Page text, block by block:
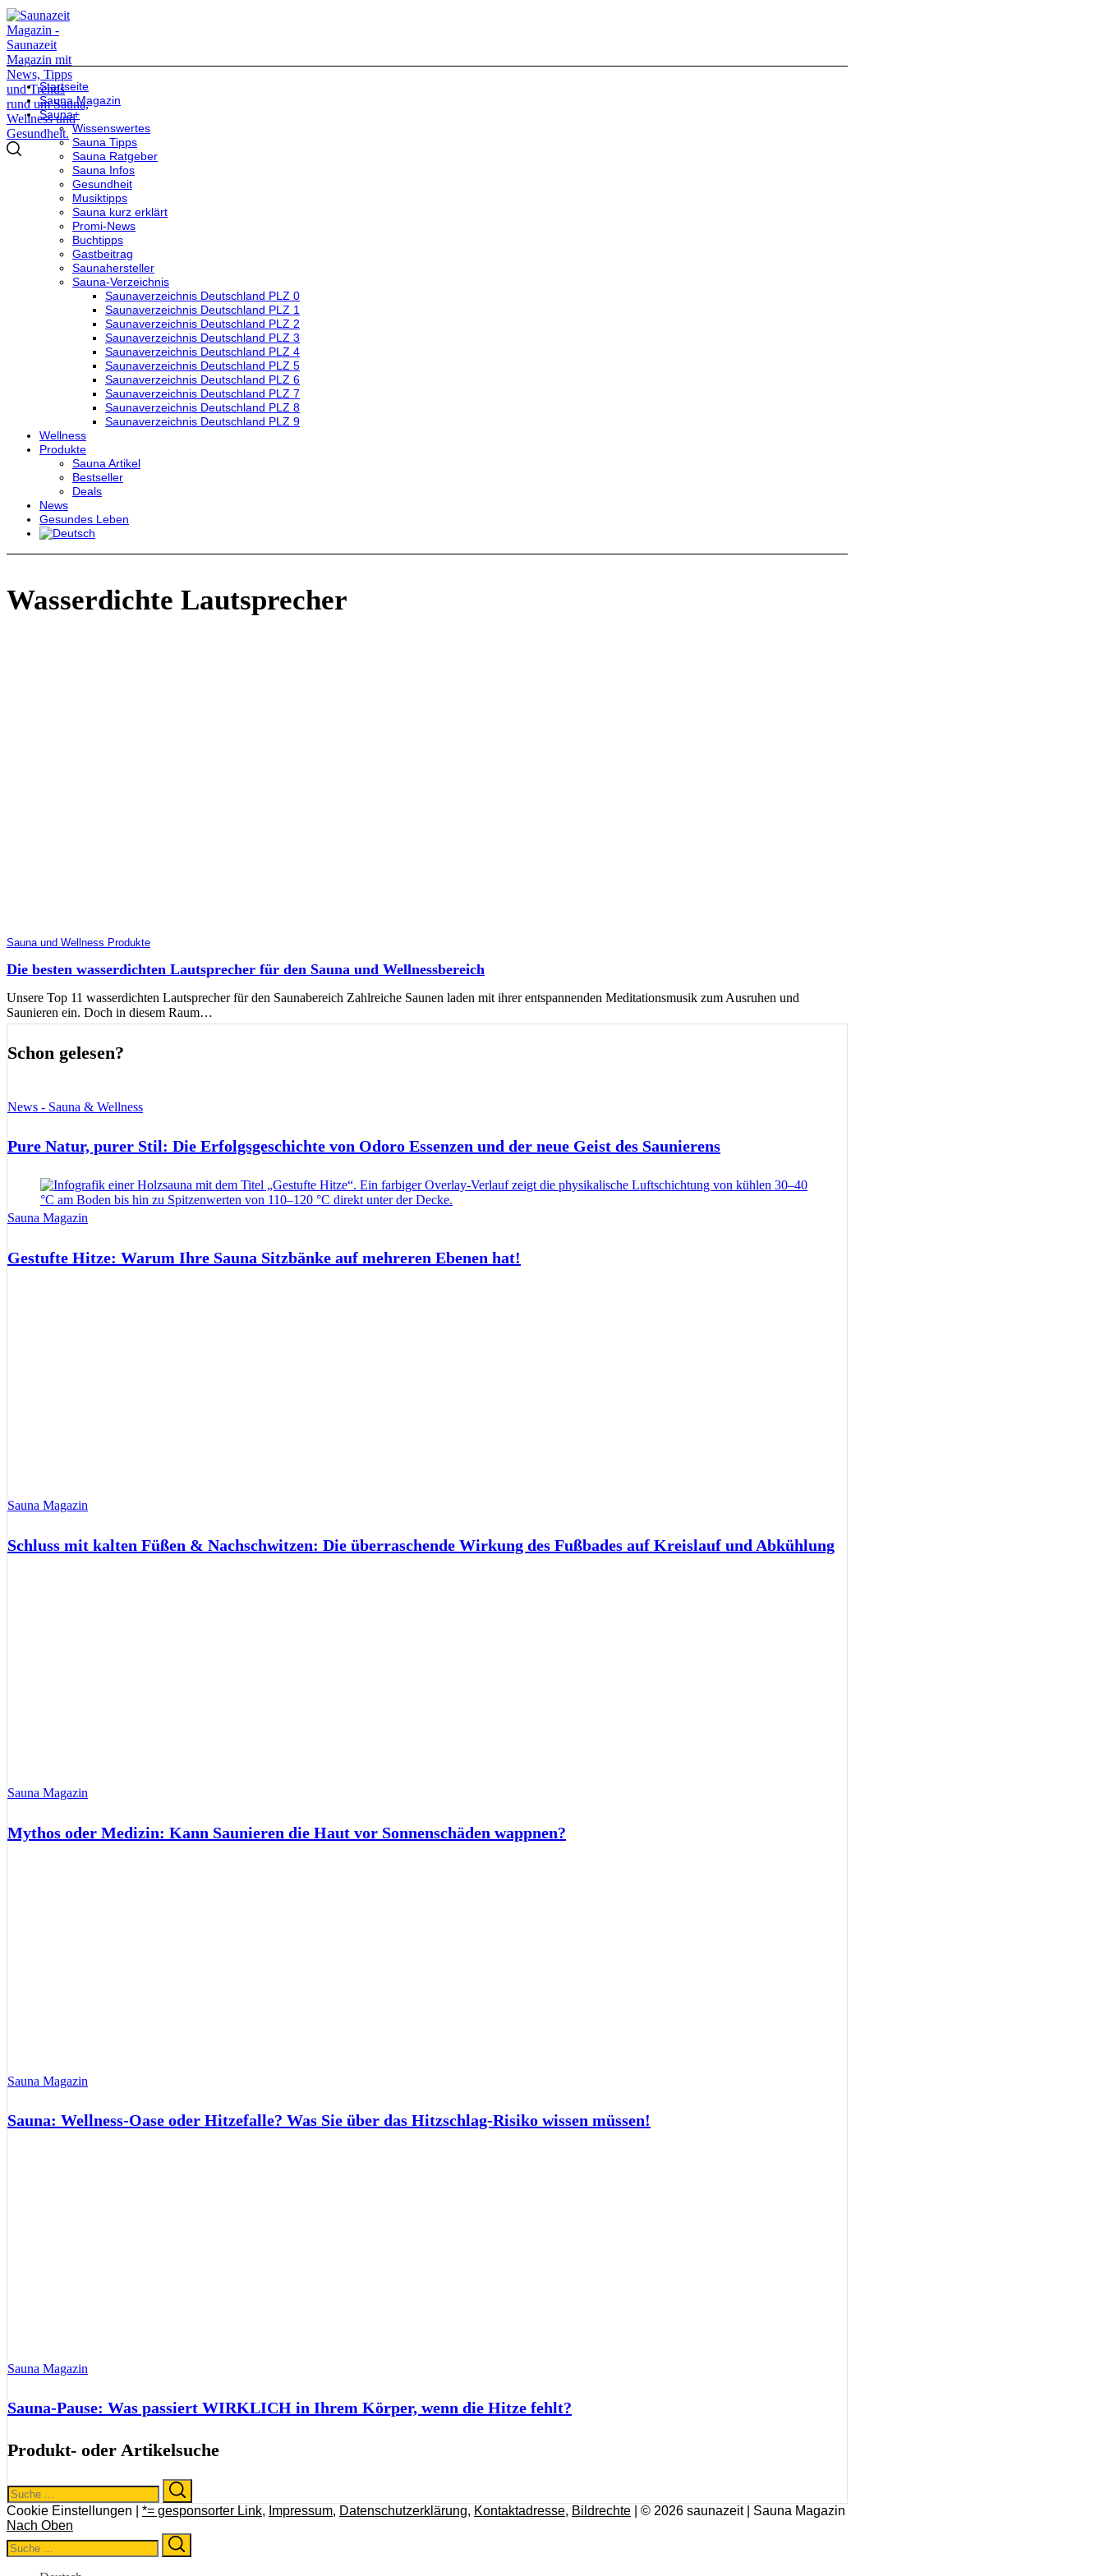
Startseite
Sauna Magazin
Sauna+
Wissenswertes
Sauna Tipps
Sauna Ratgeber
Sauna Infos
Gesundheit
Musiktipps
Sauna kurz erklärt
Promi-News
Buchtipps
Gastbeitrag
Saunahersteller
Sauna-Verzeichnis
Saunaverzeichnis Deutschland PLZ 0
Saunaverzeichnis Deutschland PLZ 1
Saunaverzeichnis Deutschland PLZ 2
Saunaverzeichnis Deutschland PLZ 3
Saunaverzeichnis Deutschland PLZ 4
Saunaverzeichnis Deutschland PLZ 5
Saunaverzeichnis Deutschland PLZ 6
Saunaverzeichnis Deutschland PLZ 7
Saunaverzeichnis Deutschland PLZ 8
Saunaverzeichnis Deutschland PLZ 9
Wellness
Produkte
Sauna Artikel
Bestseller
Deals
News
Gesundes Leben
Wasserdichte Lautsprecher
Sauna und Wellness Produkte
Die besten wasserdichten Lautsprecher für den Sauna und Wellnessbereich
Unsere Top 11 wasserdichten Lautsprecher für den Saunabereich Zahlreiche Saunen laden mit ihrer entspannenden Meditationsmusik zum Ausruhen und
Saunieren ein. Doch in diesem Raum…
Schon gelesen?
News - Sauna & Wellness
Pure Natur, purer Stil: Die Erfolgsgeschichte von Odoro Essenzen und der neue Geist des Saunierens
Sauna Magazin
Gestufte Hitze: Warum Ihre Sauna Sitzbänke auf mehreren Ebenen hat!
Sauna Magazin
Schluss mit kalten Füßen & Nachschwitzen: Die überraschende Wirkung des Fußbades auf Kreislauf und Abkühlung
Sauna Magazin
Mythos oder Medizin: Kann Saunieren die Haut vor Sonnenschäden wappnen?
Sauna Magazin
Sauna: Wellness-Oase oder Hitzefalle? Was Sie über das Hitzschlag-Risiko wissen müssen!
Sauna Magazin
Sauna-Pause: Was passiert WIRKLICH in Ihrem Körper, wenn die Hitze fehlt?
Produkt- oder Artikelsuche
Search
for:
Cookie Einstellungen | *= gesponsorter Link, Impressum, Datenschutzerklärung, Kontaktadresse, Bildrechte | © 2026 saunazeit | Sauna Magazin
Nach Oben
Search
for: